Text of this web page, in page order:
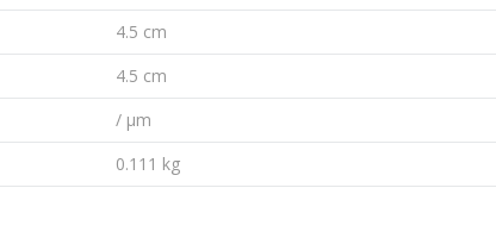
4.5 cm
4.5 cm
/ µm
0.111 kg